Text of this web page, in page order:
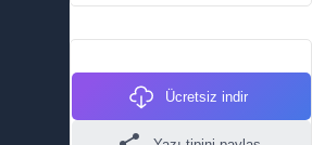
Ücretsiz indir